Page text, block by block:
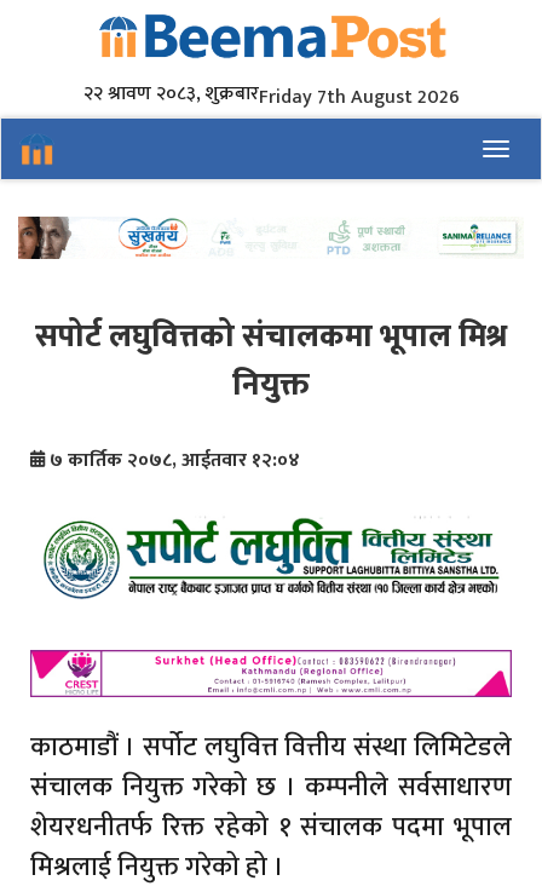
२२ श्रावण २०८३, शुक्रबारFriday 7th August 2026
सपोर्ट लघुवित्तको संचालकमा भूपाल मिश्र
नियुक्त
७ कार्तिक २०७८, आईतवार १२:०४
काठमाडौं । सर्पोट लघुवित्त वित्तीय संस्था लिमिटेडले
संचालक नियुक्त गरेको छ । कम्पनीले सर्वसाधारण
शेयरधनीतर्फ रिक्त रहेको १ संचालक पदमा भूपाल
मिश्रलाई नियुक्त गरेको हो ।